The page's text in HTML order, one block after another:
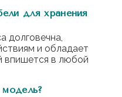
для хранения
долговечна,
и обладает
впишется в любой